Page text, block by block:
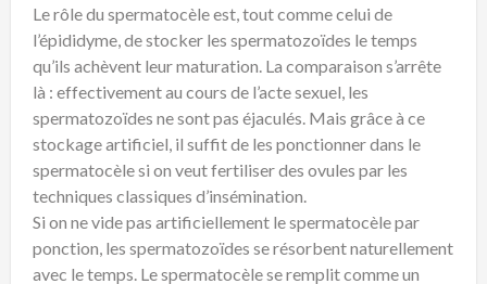
Le rôle du spermatocèle est, tout comme celui de
l’épididyme, de stocker les spermatozoïdes le temps
qu’ils achèvent leur maturation. La comparaison s’arrête
là : effectivement au cours de l’acte sexuel, les
spermatozoïdes ne sont pas éjaculés. Mais grâce à ce
stockage artificiel, il suffit de les ponctionner dans le
spermatocèle si on veut fertiliser des ovules par les
techniques classiques d’insémination.
Si on ne vide pas artificiellement le spermatocèle par
ponction, les spermatozoïdes se résorbent naturellement
avec le temps. Le spermatocèle se remplit comme un